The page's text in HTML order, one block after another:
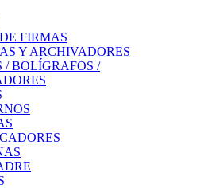
FIRMAS
Y ARCHIVADORES
/ BOLÍGRAFOS /